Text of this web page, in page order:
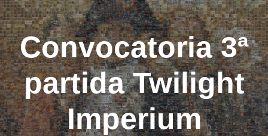
Convocatoria 3ª
partida Twilight
Imperium